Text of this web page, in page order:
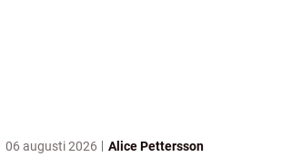
06 augusti 2026 Alice Pettersson